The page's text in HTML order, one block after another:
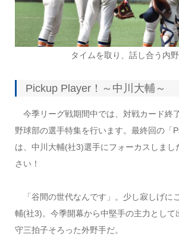
タイムを取り、話し合う内
Pickup Player！～中川大輔～
今季リーグ戦期間中では、対戦カード終
野球部の選手特集を行います。最終回の「
は、中川大輔(社3)選手にフォーカスしまし
さい！
「谷間の世代なんです」。少し寂しげに
輔(社3)。今季開幕から中堅手の主力として
守三拍子そろった外野手だ。